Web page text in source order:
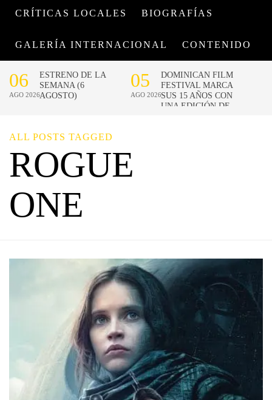
CRÍTICAS LOCALES BIOGRAFÍAS
GALERÍA INTERNACIONAL CONTENIDO
ALL POSTS TAGGED
ROGUE
ONE